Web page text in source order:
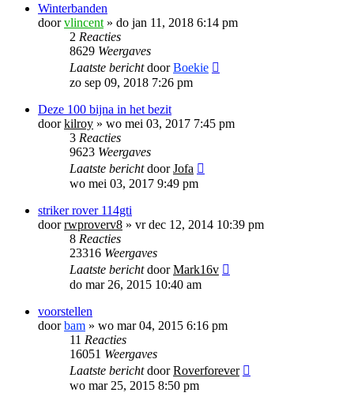
Winterbanden
doorvlincent » do jan 11, 2018 6:14 pm
2 Reacties
8629 Weergaves
Laatste berichtdoorBoekie
zo sep 09, 2018 7:26 pm
Deze 100 bijna in het bezit
doorkilroy » wo mei 03, 2017 7:45 pm
3 Reacties
9623 Weergaves
Laatste berichtdoorJofa
wo mei 03, 2017 9:49 pm
striker rover 114gti
doorrwproverv8 » vr dec 12, 2014 10:39 pm
8 Reacties
23316 Weergaves
Laatste berichtdoorMark16v
do mar 26, 2015 10:40 am
voorstellen
doorbam » wo mar 04, 2015 6:16 pm
11 Reacties
16051 Weergaves
Laatste berichtdoorRoverforever
wo mar 25, 2015 8:50 pm